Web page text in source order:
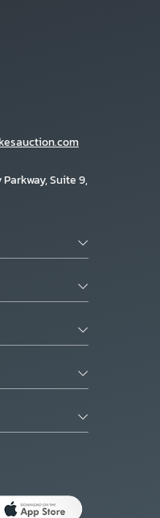
Parkway, Suite 9,